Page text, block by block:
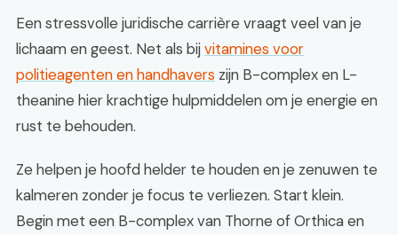
Een stressvolle juridische carrière vraagt veel van je
lichaam en geest. Net als bijvitamines voor
politieagenten en handhavers zijn B-complex en L-
theanine hier krachtige hulpmiddelen om je energie en
rust te behouden.
Ze helpen je hoofd helder te houden en je zenuwen te
kalmeren zonder je focus te verliezen. Start klein.
Begin met een B-complex van Thorne of Orthica en